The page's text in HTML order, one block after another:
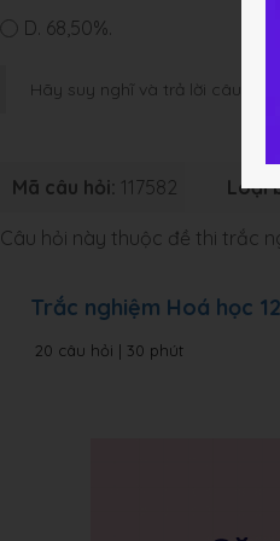
D. 68,50%.
Hãy suy nghĩ và trả lời câu hỏi
Mã câu hỏi: 117582 Loại
Câu hỏi này thuộc đề thi trắc
Trắc nghiệm Hoá học
20 câu hỏi | 30 phút